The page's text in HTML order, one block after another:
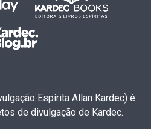
Espírita Allan Kardec) é
de divulgação de Kardec.